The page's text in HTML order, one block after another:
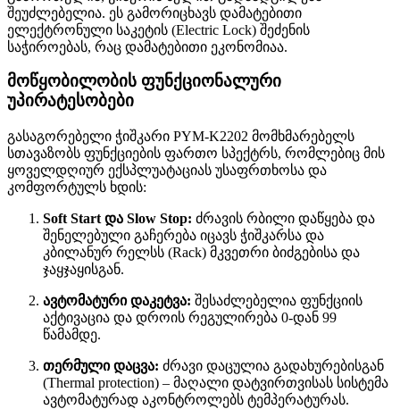
შეუძლებელია. ეს გამორიცხავს დამატებითი
ელექტრონული საკეტის (Electric Lock) შეძენის
საჭიროებას, რაც დამატებითი ეკონომიაა.
მოწყობილობის ფუნქციონალური
უპირატესობები
გასაგორებელი ჭიშკარი PYM-K2202 მომხმარებელს
სთავაზობს ფუნქციების ფართო სპექტრს, რომლებიც მის
ყოველდღიურ ექსპლუატაციას უსაფრთხოსა და
კომფორტულს ხდის:
Soft Start და Slow Stop: ძრავის რბილი დაწყება და
შენელებული გაჩერება იცავს ჭიშკარსა და
კბილანურ რელსს (Rack) მკვეთრი ბიძგებისა და
ჯაყჯაყისგან.
ავტომატური დაკეტვა: შესაძლებელია ფუნქციის
აქტივაცია და დროის რეგულირება 0-დან 99
წამამდე.
თერმული დაცვა: ძრავი დაცულია გადახურებისგან
(Thermal protection) – მაღალი დატვირთვისას სისტემა
ავტომატურად აკონტროლებს ტემპერატურას.